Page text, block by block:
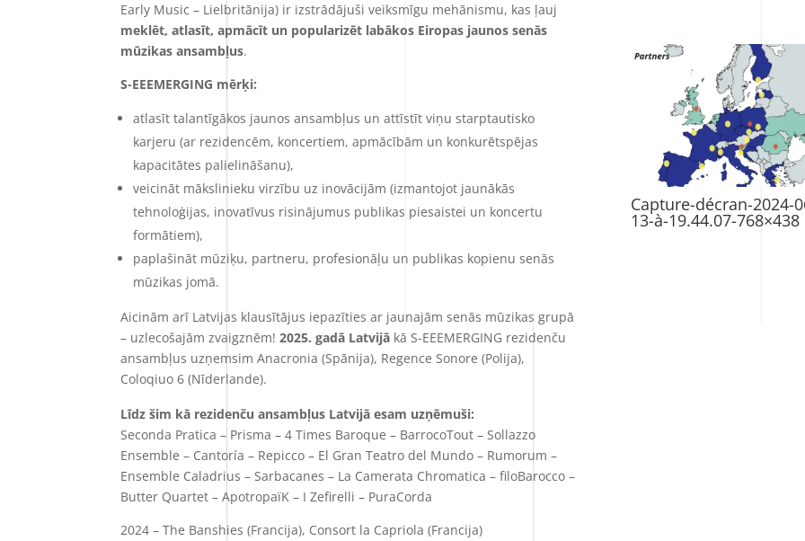
Early Music – Lielbritānija) ir izstrādājuši veiksmīgu mehānismu, kas ļauj
meklēt, atlasīt, apmācīt un popularizēt labākos Eiropas jaunos senās
mūzikas ansambļus.
S-EEEMERGING mērķi:
atlasīt talantīgākos jaunos ansambļus un attīstīt viņu starptautisko
karjeru (ar rezidencēm, koncertiem, apmācībām un konkurētspējas
kapacitātes palielināšanu),
veicināt mākslinieku virzību uz inovācijām (izmantojot jaunākās
tehnoloģijas, inovatīvus risinājumus publikas piesaistei un koncertu
formātiem),
paplašināt mūziķu, partneru, profesionāļu un publikas kopienu senās
mūzikas jomā.
Aicinām arī Latvijas klausītājus iepazīties ar jaunajām senās mūzikas grupā
– uzlecošajām zvaigznēm!2025.gadā Latvijā kā S-EEEMERGING rezidenču
ansambļus uzņemsim Anacronia (Spānija), Regence Sonore (Polija),
Coloqiuo 6 (Nīderlande).
Līdz šim kā rezidenču ansambļus Latvijā esam uzņēmuši:
Seconda Pratica – Prisma – 4 Times Baroque – BarrocoTout – Sollazzo
Ensemble – Cantoría – Repicco – El Gran Teatro del Mundo – Rumorum –
Ensemble Caladrius – Sarbacanes – La Camerata Chromatica – filoBarocco –
Butter Quartet – ApotropaïK – I Zefirelli – PuraCorda
2024 – The Banshies (Francija), Consort la Capriola (Francija)
Capture-décran-2024-
13-à-19.44.07-768×438